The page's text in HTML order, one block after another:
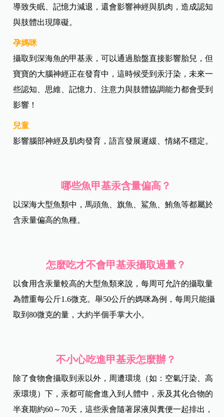
導致失眠、記憶力減退，還會影響神經與肌肉，造成認知
與肢體出現障礙。
孕媽咪
攝取到深海魚的甲基汞，可以通過胎盤直接影響胎兒，但
寶寶的大腦神經正在發育中，這時候受到汞汙染，未來一
些認知、思維、記憶力、注意力與肢體協調能力都會受到
影響！
兒童
影響腦部神經及肌肉發育，語言發展遲緩、情緒不穩定。
哪些魚甲基汞含量偏高？
以深海大型魚類中，馬頭魚、旗魚、鯊魚、鮪魚等都屬於
含汞量偏高的魚種。
怎麼吃才不會甲基汞攝取過量？
以食用含汞量較高的大型魚類來說，每周可允許的攝取量
為體重每公斤1.6微克。舉50公斤的媽咪為例，每周只能攝
取到80微克的量，大約半個手掌大小。
不小心吃進甲基汞怎麼辦？
除了食物會攝取到汞以外，周遭環境（如：空氣汙染、高
汞環境）下，汞都可能會進入到人體中，汞及其化合物的
半衰期約60～70天，這些汞會隨著尿液與糞便一起排出，